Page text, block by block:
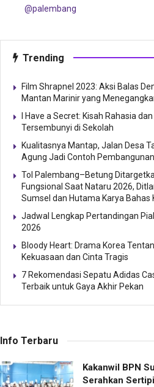
@palembang
Trending
Film Shrapnel 2023: Aksi Balas
Mantan Marinir yang
I Have a Secret: Kisah Rahasia
Tersembunyi di Sekolah
Kualitasnya Mantap, Jalan Desa
Agung Jadi Contoh
Tol Palembang–Betung
Fungsional Saat Nataru 2026,
Sumsel dan Hutama Karya Bahas
Jadwal Lengkap Pertandingan
2026
Bloody Heart: Drama Korea
Kekuasaan dan Cinta Tragis
7 Rekomendasi Sepatu Adidas
Terbaik untuk Gaya Akhir Pekan
Info Terbaru
Kakanwil BPN
Serahkan